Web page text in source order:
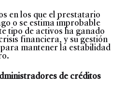
en los que el prestatario
o se estima improbable
tipo de activos ha ganado
financiera, y su gestión
mantener la estabilidad
de créditos